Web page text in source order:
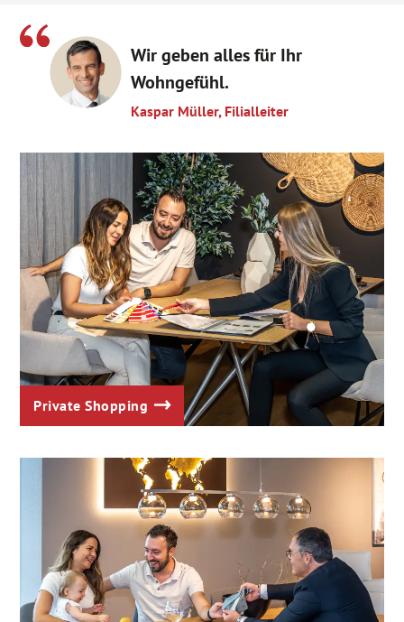
Wir geben alles für Ihr
Wohngefühl.
Kaspar Müller, Filialleiter
Private Shopping